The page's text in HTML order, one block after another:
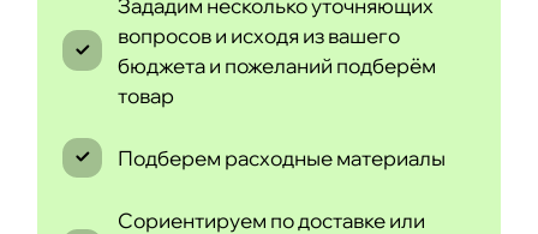
Зададим несколько уточняющих
вопросов и исходя из вашего
бюджета и пожеланий подберём
товар
Подберем расходные материалы
Сориентируем по доставке или